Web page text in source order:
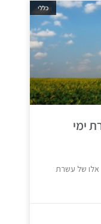
כללי
ימי
אלו של עשרת